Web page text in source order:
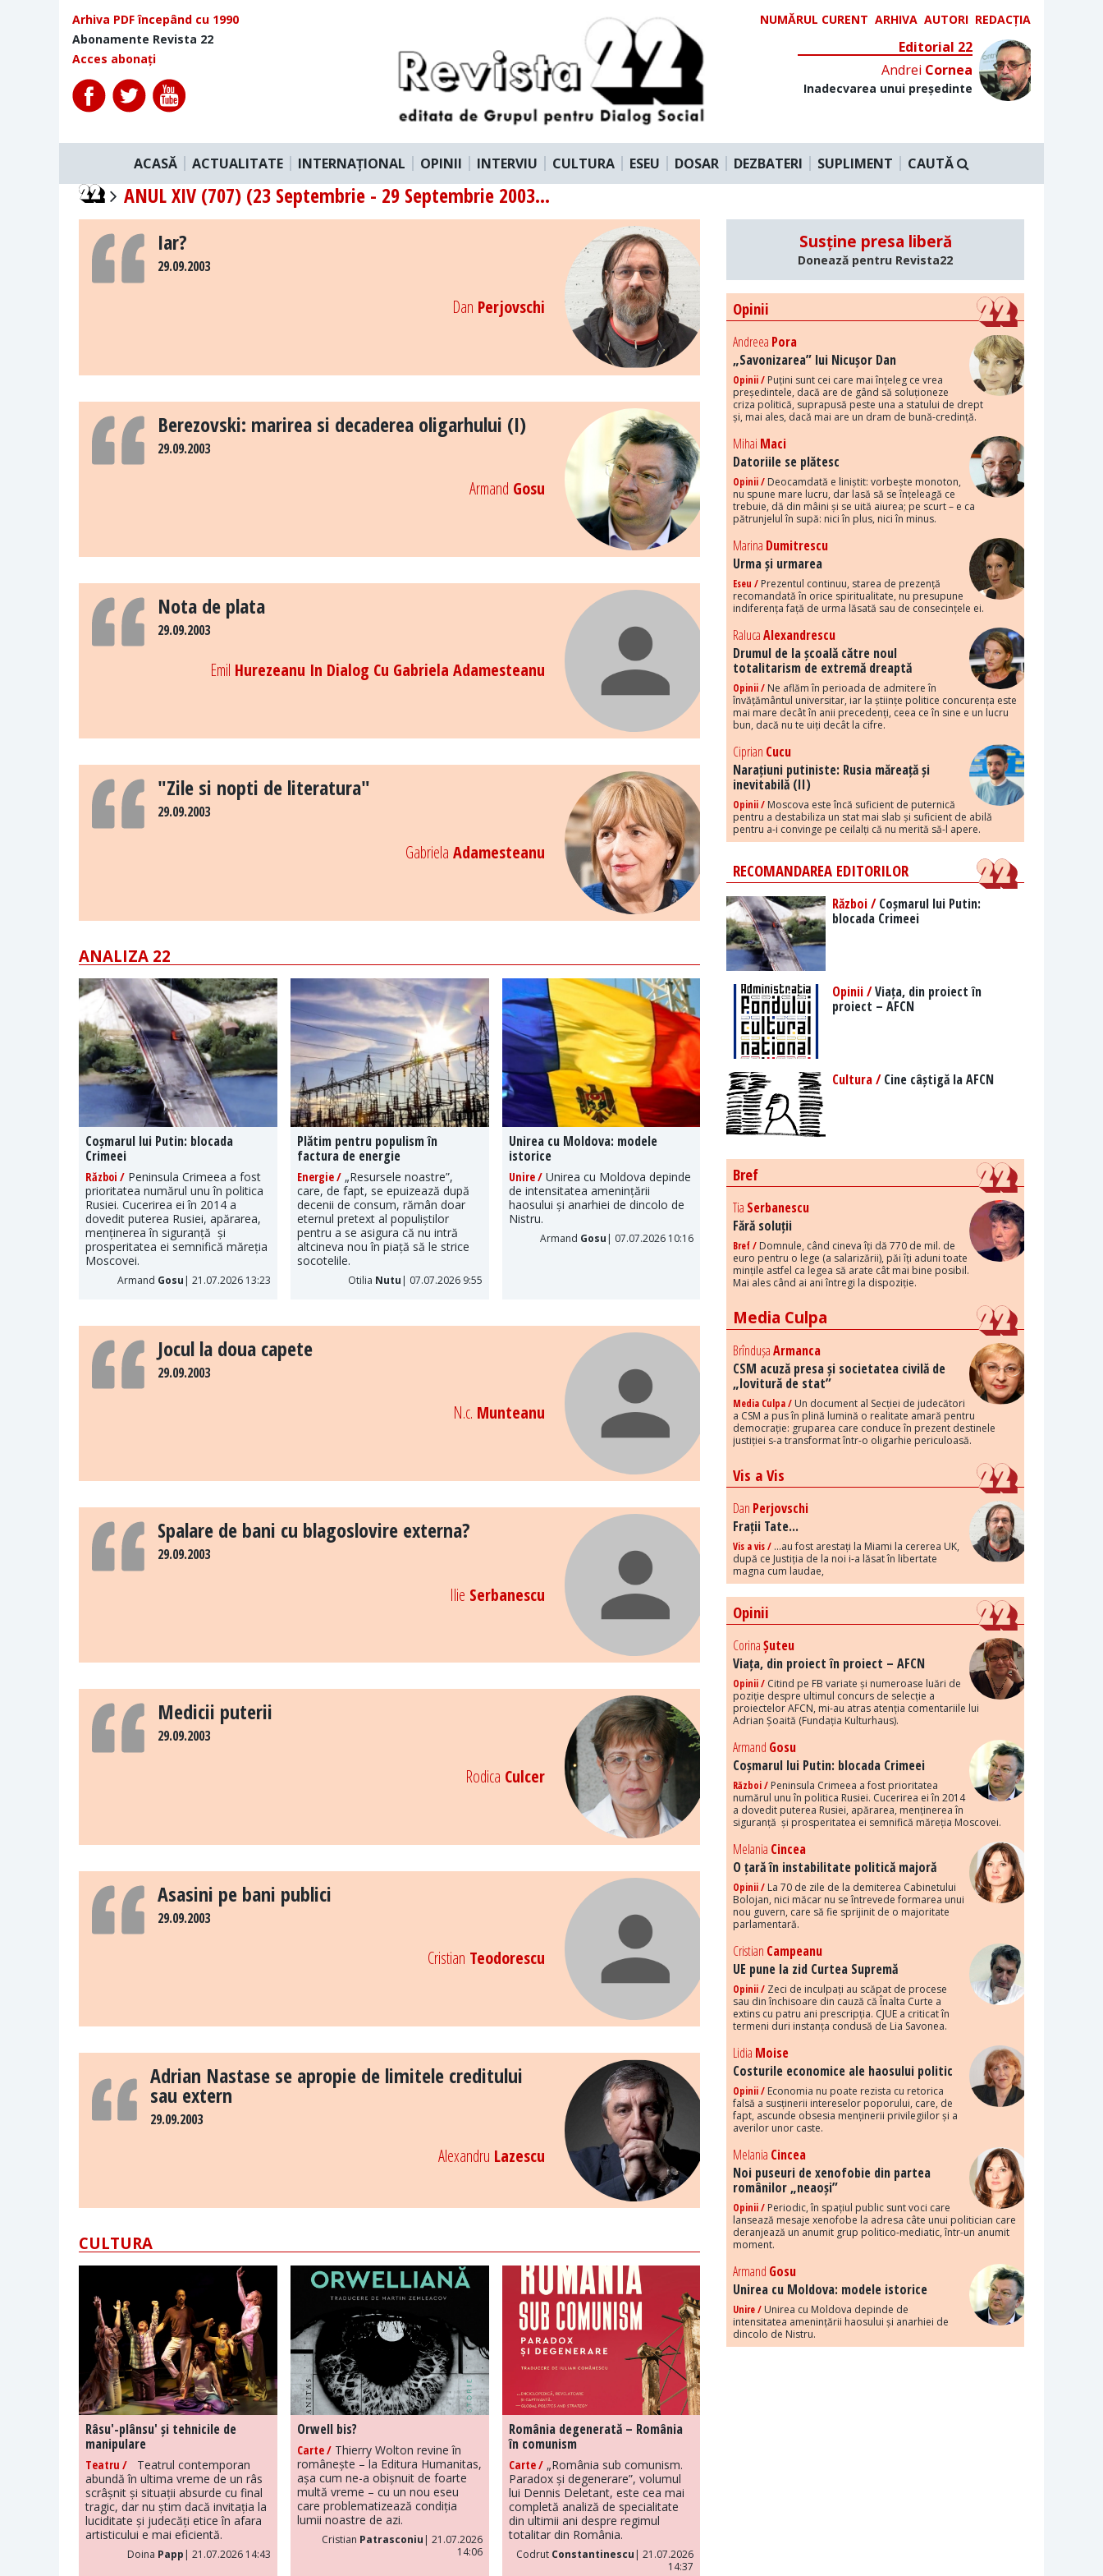
Arhiva PDF începând cu 1990
Abonamente Revista 22
Acces abonați
NUMĂRUL CURENT ARHIVA AUTORI REDACȚIA
Editorial 22
Andrei Cornea
Inadecvarea unui președinte
ACASĂ ACTUALITATE INTERNAȚIONAL OPINII INTERVIU CULTURA ESEU DOSAR DEZBATERI SUPLIMENT CAUTĂ
ANUL XIV (707) (23 Septembrie - 29 Septembrie 2003...
Iar?
29.09.2003
Dan Perjovschi
Berezovski: marirea si decaderea oligarhului (I)
29.09.2003
Armand Gosu
Nota de plata
29.09.2003
Emil Hurezeanu In Dialog Cu Gabriela Adamesteanu
"Zile si nopti de literatura"
29.09.2003
Gabriela Adamesteanu
ANALIZA 22
Coșmarul lui Putin: blocada
Crimeei
Război / Peninsula Crimeea a fost
prioritatea numărul unu în politica
Rusiei. Cucerirea ei în 2014 a
dovedit puterea Rusiei, apărarea,
menținerea în siguranță și
prosperitatea ei semnifică măreția
Moscovei.
Armand Gosu | 21.07.2026 13:23
Plătim pentru populism în
factura de energie
Energie /„Resursele noastre”,
care, de fapt, se epuizează după
decenii de consum, rămân doar
eternul pretext al populiștilor
pentru a se asigura că nu intră
altcineva nou în piață să le strice
socotelile.
Otilia Nutu | 07.07.2026 9:55
Unirea cu Moldova: modele
istorice
Unire /Unirea cu Moldova depinde
de intensitatea amenințării
haosului și anarhiei de dincolo de
Nistru.
Armand Gosu | 07.07.2026 10:16
Jocul la doua capete
29.09.2003
N.c. Munteanu
Spalare de bani cu blagoslovire externa?
29.09.2003
Ilie Serbanescu
Medicii puterii
29.09.2003
Rodica Culcer
Asasini pe bani publici
29.09.2003
Cristian Teodorescu
Adrian Nastase se apropie de limitele creditului
sau extern
29.09.2003
Alexandru Lazescu
CULTURA
Râsu'-plânsu' și tehnicile de
manipulare
Teatru / Teatrul contemporan
abundă în ultima vreme de un râs
scrâșnit și situații absurde cu final
tragic, dar nu știm dacă invitația la
luciditate și judecăți etice în afara
artisticului e mai eficientă.
Doina Papp | 21.07.2026 14:43
Orwell bis?
Carte /Thierry Wolton revine în
românește – la Editura Humanitas,
așa cum ne-a obișnuit de foarte
multă vreme – cu un nou eseu
care problematizează condiția
lumii noastre de azi.
Cristian Patrasconiu | 21.07.2026
14:06
România degenerată – România
în comunism
Carte /„România sub comunism.
Paradox și degenerare”, volumul
lui Dennis Deletant, este cea mai
completă analiză de specialitate
din ultimii ani despre regimul
totalitar din România.
Codrut Constantinescu | 21.07.2026
14:37
Susține presa liberă
Donează pentru Revista22
Opinii
Andreea Pora
„Savonizarea” lui Nicușor Dan
Opinii / Puțini sunt cei care mai înțeleg ce vrea
președintele, dacă are de gând să soluționeze
criza politică, suprapusă peste una a statului de drept
și, mai ales, dacă mai are un dram de bună-credință.
Mihai Maci
Datoriile se plătesc
Opinii / Deocamdată e liniștit: vorbește monoton,
nu spune mare lucru, dar lasă să se înțeleagă ce
trebuie, dă din mâini și se uită aiurea; pe scurt – e ca
pătrunjelul în supă: nici în plus, nici în minus.
Marina Dumitrescu
Urma și urmarea
Eseu / Prezentul continuu, starea de prezență
recomandată în orice spiritualitate, nu presupune
indiferența față de urma lăsată sau de consecințele ei.
RalucaAlexandrescu
Drumul de la școală către noul
totalitarism de extremă dreaptă
Opinii / Ne aflăm în perioada de admitere în
învățământul universitar, iar la științe politice concurența este
mai mare decât în anii precedenți, ceea ce în sine e un lucru
bun, dacă nu te uiți decât la cifre.
Ciprian Cucu
Narațiuni putiniste: Rusia măreață și
inevitabilă (II)
Opinii / Moscova este încă suficient de puternică
pentru a destabiliza un stat mai slab și suficient de abilă
pentru a-i convinge pe ceilalți că nu merită să-l apere.
RECOMANDAREA EDITORILOR
Război /Coșmarul lui Putin:
blocada Crimeei
Opinii /Viața, din proiect în
proiect – AFCN
Cultura /Cine câștigă la AFCN
Bref
Tia Serbanescu
Fără soluții
Bref / Domnule, când cineva îți dă 770 de mil. de
euro pentru o lege (a salarizării), păi îți aduni toate
mințile astfel ca legea să arate cât mai bine posibil.
Mai ales când ai ani întregi la dispoziție.
Media Culpa
BrîndușaArmanca
CSM acuză presa și societatea civilă de
„lovitură de stat”
Media Culpa / Un document al Secției de judecători
a CSM a pus în plină lumină o realitate amară pentru
democrație: gruparea care conduce în prezent destinele
justiției s-a transformat într-o oligarhie periculoasă.
Vis a Vis
Dan Perjovschi
Frații Tate...
Vis a vis / ...au fost arestați la Miami la cererea UK,
după ce Justiția de la noi i-a lăsat în libertate
magna cum laudae,
Opinii
CorinaȘuteu
Viața, din proiect în proiect – AFCN
Opinii / Citind pe FB variate și numeroase luări de
poziție despre ultimul concurs de selecție a
proiectelor AFCN, mi-au atras atenția comentariile lui
Adrian Șoaită (Fundația Kulturhaus).
Armand Gosu
Coșmarul lui Putin: blocada Crimeei
Război / Peninsula Crimeea a fost prioritatea
numărul unu în politica Rusiei. Cucerirea ei în 2014
a dovedit puterea Rusiei, apărarea, menținerea în
siguranță și prosperitatea ei semnifică măreția Moscovei.
Melania Cincea
O țară în instabilitate politică majoră
Opinii / La 70 de zile de la demiterea Cabinetului
Bolojan, nici măcar nu se întrevede formarea unui
nou guvern, care să fie sprijinit de o majoritate
parlamentară.
Cristian Campeanu
UE pune la zid Curtea Supremă
Opinii / Zeci de inculpați au scăpat de procese
sau din închisoare din cauză că Înalta Curte a
extins cu patru ani prescripția. CJUE a criticat în
termeni duri instanța condusă de Lia Savonea.
Lidia Moise
Costurile economice ale haosului politic
Opinii / Economia nu poate rezista cu retorica
falsă a susținerii intereselor poporului, care, de
fapt, ascunde obsesia menținerii privilegiilor și a
averilor unor caste.
Melania Cincea
Noi puseuri de xenofobie din partea
românilor „neaoși”
Opinii / Periodic, în spațiul public sunt voci care
lansează mesaje xenofobe la adresa câte unui politician care
deranjează un anumit grup politico-mediatic, într-un anumit
moment.
Armand Gosu
Unirea cu Moldova: modele istorice
Unire / Unirea cu Moldova depinde de
intensitatea amenințării haosului și anarhiei de
dincolo de Nistru.